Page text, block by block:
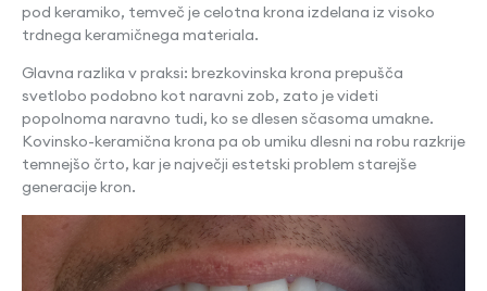
pod keramiko, temveč je celotna krona izdelana iz visoko
trdnega keramičnega materiala.
Glavna razlika v praksi: brezkovinska krona prepušča
svetlobo podobno kot naravni zob, zato je videti
popolnoma naravno tudi, ko se dlesen sčasoma umakne.
Kovinsko-keramična krona pa ob umiku dlesni na robu razkrije
temnejšo črto, kar je največji estetski problem starejše
generacije kron.